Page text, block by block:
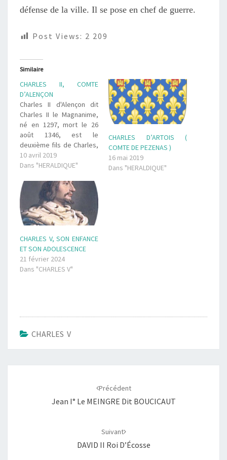
défense de la ville. Il se pose en chef de guerre.
Post Views: 2 209
Similaire
CHARLES II, COMTE
D’ALENÇON
Charles II d'Alençon dit
Charles II le Magnanime,
né en 1297, mort le 26
août 1346, est le
deuxième fils de Charles,
comte de Valois, et de
Marguerite d'Anjou, et
France Philippe VI de
Valois. Il est comte de
Chartres, du Perche et
d'Alençon. Il…
10 avril 2019
Dans "HERALDIQUE"
CHARLES D’ARTOIS (
COMTE DE PEZENAS )
16 mai 2019
Dans "HERALDIQUE"
CHARLES V, SON ENFANCE
ET SON ADOLESCENCE
21 février 2024
Dans "CHARLES V"
CHARLES V
Précédent
Jean I° Le MEINGRE Dit BOUCICAUT
Suivant
DAVID II Roi D’Écosse